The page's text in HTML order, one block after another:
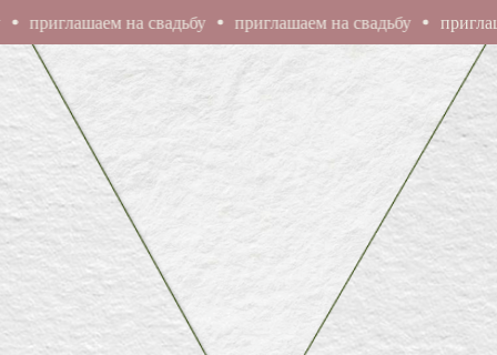
на свадьбу приглашаем на свадьбу приглашаем
ИЗ
С
Любви
Любви
Любовью